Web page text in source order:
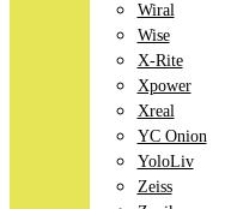
Wiral
Wise
X-Rite
Xpower
Xreal
YC Onion
YoloLiv
Zeiss